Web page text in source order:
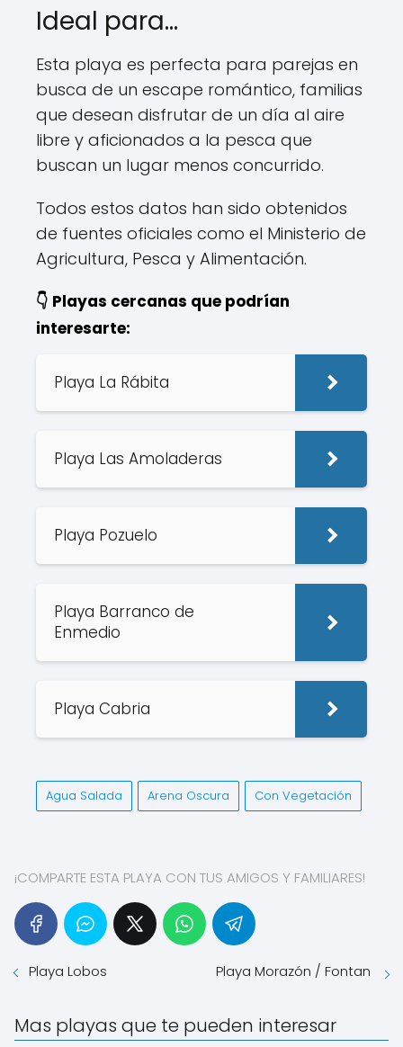
Ideal para…
Esta playa es perfecta para parejas en
busca de un escape romántico, familias
que desean disfrutar de un día al aire
libre y aficionados a la pesca que
buscan un lugar menos concurrido.
Todos estos datos han sido obtenidos
de fuentes oficiales como el Ministerio de
Agricultura, Pesca y Alimentación.
👇 Playas cercanas que podrían
interesarte:
Playa La Rábita
Playa Las Amoladeras
Playa Pozuelo
Playa Barranco de
Enmedio
Playa Cabria
Agua Salada Arena Oscura Con Vegetación
¡COMPARTE ESTA PLAYA CON TUS AMIGOS Y FAMILIARES!
Playa Lobos Playa Morazón / Fontan
Mas playas que te pueden interesar